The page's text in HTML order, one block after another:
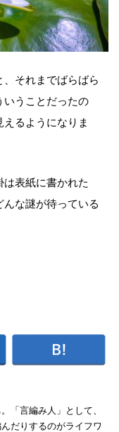
それまでばらばら
いうことだったの
るようになりま
表紙に書かれた
んな謎が待っている
「言編み人」として、
だりするのがライフワ